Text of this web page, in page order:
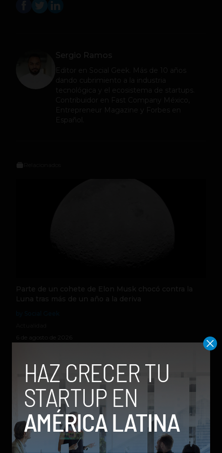
Sergio Ramos
Editor en Social Geek
. Más de 10 años
dando cubrimiento a la industria
tecnológica y el ecosistema de startups.
Contribuidor en Fast Company México,
Entrepreneur Magazine y Forbes en
Español.
Parte de un cohete de Elon Musk chocó contra la
Luna tras más de un año a la deriva
6 de agosto de 2026